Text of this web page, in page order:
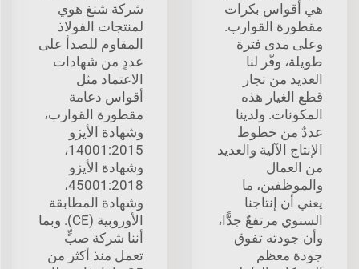
هي أقواس بكرات
مقطورة القوارب.
وعلى مدى فترة
طويلة، وفّر لنا
العديد من تجار
قطع الغيار هذه
المكونات. ولدينا
عددٌ من خطوط
الإنتاج الآلية والعديد
من العمال
والموظفين، ما
يعني أن إنتاجنا
السنوي مرتفعٌ جدًّا،
وأن جودته تفوق
جودة معظم
شركة شنغ هوي
لمنتجات الفولاذ
المقاوم للصدأ على
عددٍ من شهادات
الاعتماد مثل
أقواس دعامة
مقطورة القوارب،
وشهادة الأيزو
14001:2015،
وشهادة الأيزو
45001:2018،
وشهادة المطابقة
الأوروبية (CE). وبما
أننا شركة صبٍّ
تعمل منذ أكثر من